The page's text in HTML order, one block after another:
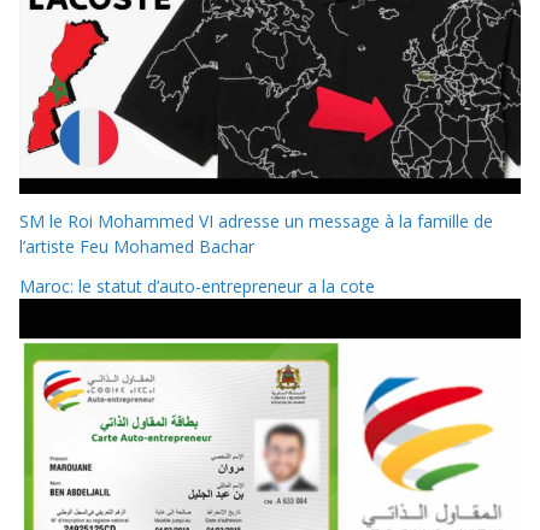
SM le Roi Mohammed VI adresse un message à la famille de
l’artiste Feu Mohamed Bachar
Maroc: le statut d’auto-entrepreneur a la cote